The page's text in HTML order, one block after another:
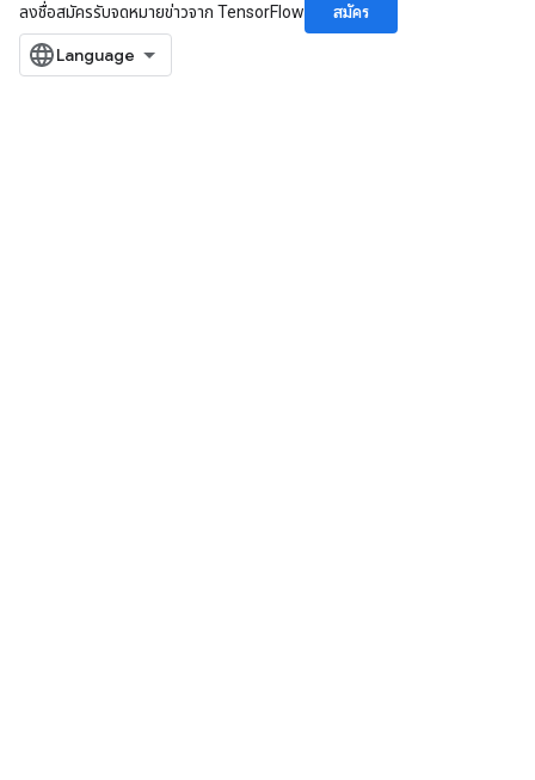
ลงชื่อสมัครรับจดหมายข่าวจาก TensorFlow
สมัคร